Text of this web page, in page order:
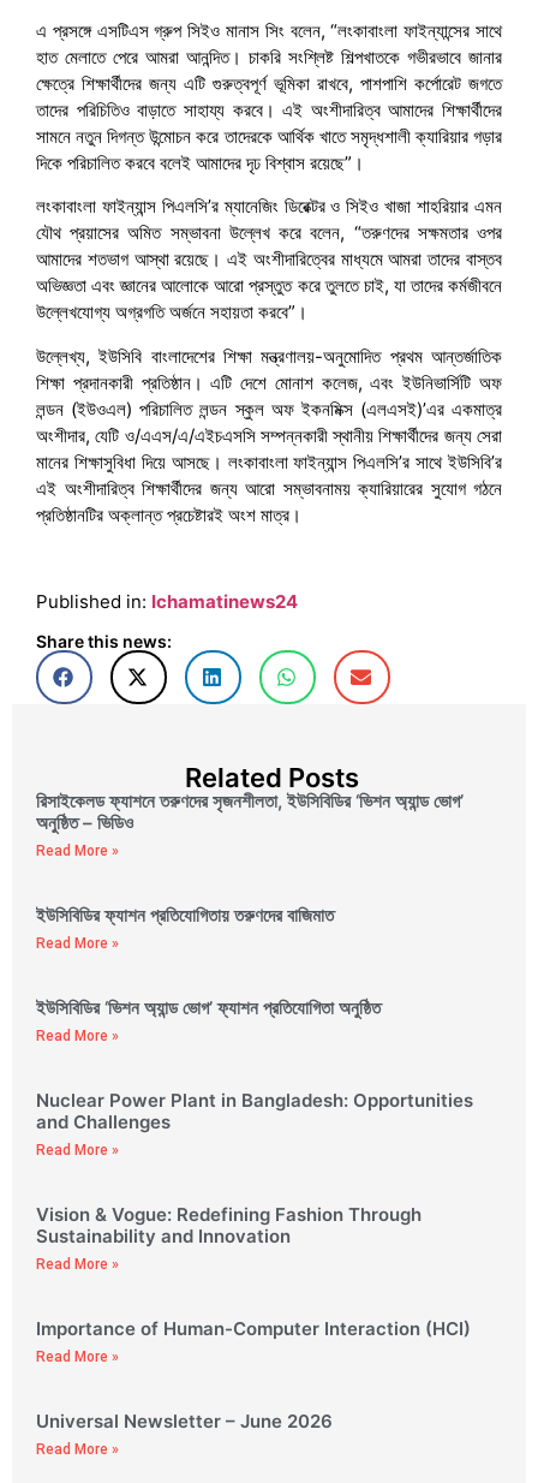
এ প্রসঙ্গে এসটিএস গ্রুপ সিইও মানাস সিং বলেন, “লংকাবাংলা ফাইন্যান্সের সাথে
হাত মেলাতে পেরে আমরা আনন্দিত। চাকরি সংশ্লিষ্ট শিল্পখাতকে গভীরভাবে জানার
ক্ষেত্রে শিক্ষার্থীদের জন্য এটি গুরুত্বপূর্ণ ভূমিকা রাখবে, পাশপাশি কর্পোরেট জগতে
তাদের পরিচিতিও বাড়াতে সাহায্য করবে। এই অংশীদারিত্ব আমাদের শিক্ষার্থীদের
সামনে নতুন দিগন্ত উন্মোচন করে তাদেরকে আর্থিক খাতে সমৃদ্ধশালী ক্যারিয়ার গড়ার
দিকে পরিচালিত করবে বলেই আমাদের দৃঢ বিশ্বাস রয়েছে”।
লংকাবাংলা ফাইন্যান্স পিএলসি’র ম্যানেজিং ডিরেক্টর ও সিইও খাজা শাহরিয়ার এমন
যৌথ প্রয়াসের অমিত সম্ভাবনা উল্লেখ করে বলেন, “তরুণদের সক্ষমতার ওপর
আমাদের শতভাগ আস্থা রয়েছে। এই অংশীদারিত্বের মাধ্যমে আমরা তাদের বাস্তব
অভিজ্ঞতা এবং জ্ঞানের আলোকে আরো প্রস্তুত করে তুলতে চাই, যা তাদের কর্মজীবনে
উল্লেখযোগ্য অগ্রগতি অর্জনে সহায়তা করবে”।
উল্লেখ্য, ইউসিবি বাংলাদেশের শিক্ষা মন্ত্রণালয়-অনুমোদিত প্রথম আন্তর্জাতিক
শিক্ষা প্রদানকারী প্রতিষ্ঠান। এটি দেশে মোনাশ কলেজ, এবং ইউনিভার্সিটি অফ
লন্ডন (ইউওএল) পরিচালিত লন্ডন স্কুল অফ ইকনমিক্স (এলএসই)’এর একমাত্র
অংশীদার, যেটি ও/এএস/এ/এইচএসসি সম্পন্নকারী স্থানীয় শিক্ষার্থীদের জন্য সেরা
মানের শিক্ষাসুবিধা দিয়ে আসছে। লংকাবাংলা ফাইন্যান্স পিএলসি’র সাথে ইউসিবি’র
এই অংশীদারিত্ব শিক্ষার্থীদের জন্য আরো সম্ভাবনাময় ক্যারিয়ারের সুযোগ গঠনে
প্রতিষ্ঠানটির অক্লান্ত প্রচেষ্টারই অংশ মাত্র।
Published in: Ichamatinews24
Share this news:
Related Posts
রিসাইকেলড ফ্যাশনে তরুণদের সৃজনশীলতা, ইউসিবিডির ‘ভিশন অ্যান্ড ভোগ’
অনুষ্ঠিত – ভিডিও
Read More »
ইউসিবিডির ফ্যাশন প্রতিযোগিতায় তরুণদের বাজিমাত
Read More »
ইউসিবিডির ‘ভিশন অ্যান্ড ভোগ’ ফ্যাশন প্রতিযোগিতা অনুষ্ঠিত
Read More »
Nuclear Power Plant in Bangladesh: Opportunities
and Challenges
Read More »
Vision & Vogue: Redefining Fashion Through
Sustainability and Innovation
Read More »
Importance of Human-Computer Interaction (HCI)
Read More »
Universal Newsletter – June 2026
Read More »